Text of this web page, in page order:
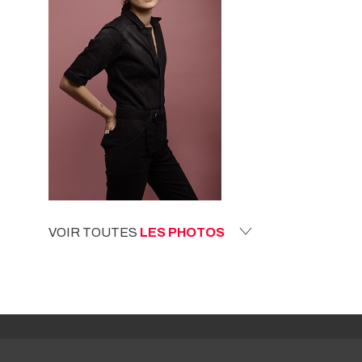
VOIR TOUTES LES PHOTOS